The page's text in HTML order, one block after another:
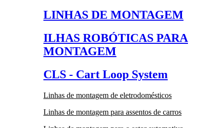
LINHAS DE MONTAGEM
ILHAS ROBÓTICAS PARA
MONTAGEM
CLS - Cart Loop System
Linhas de montagem de eletrodomésticos
Linhas de montagem para assentos de carros